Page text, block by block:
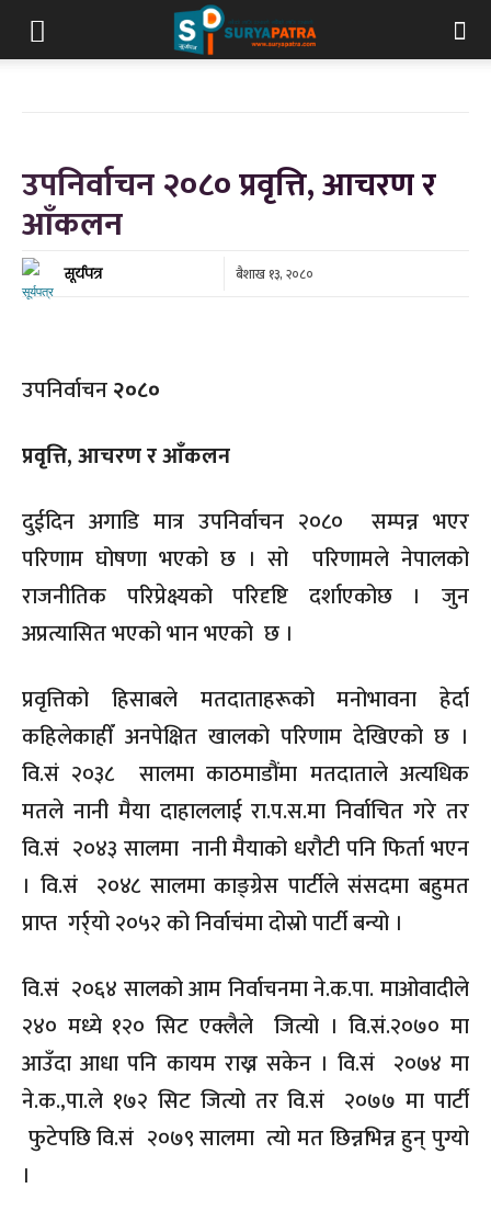
उपनिर्वाचन २०८० प्रवृत्ति, आचरण र
आँकलन
सूर्यपत्र बैशाख १३, २०८०
उपनिर्वाचन२०८०
प्रवृत्ति, आचरण र आँकलन
दुईदिन अगाडि मात्र उपनिर्वाचन २०८० सम्पन्न भएर
परिणाम घोषणा भएको छ । सो परिणामले नेपालको
राजनीतिक परिप्रेक्ष्यको परिदृष्टि दर्शाएकोछ । जुन
अप्रत्यासित भएको भान भएको छ ।
प्रवृत्तिको हिसाबले मतदाताहरूको मनोभावना हेर्दा
कहिलेकाहीँ अनपेक्षित खालको परिणाम देखिएको छ ।
वि.सं २०३८ सालमा काठमाडौंमा मतदाताले अत्यधिक
मतले नानी मैया दाहाललाई रा.प.स.मा निर्वाचित गरे तर
वि.सं २०४३ सालमा नानी मैयाको धरौटी पनि फिर्ता भएन
। वि.सं २०४८ सालमा काङ्ग्रेस पार्टीले संसदमा बहुमत
प्राप्त गर्र्यो २०५२ को निर्वाचंमा दोस्रो पार्टी बन्यो ।
वि.सं २०६४ सालको आम निर्वाचनमा ने.क.पा. माओवादीले
२४० मध्ये १२० सिट एक्लैले जित्यो । वि.सं.२०७० मा
आउँदा आधा पनि कायम राख्न सकेन । वि.सं २०७४ मा
ने.क.,पा.ले १७२ सिट जित्यो तर वि.सं २०७७ मा पार्टी
फुटेपछि वि.सं २०७९ सालमा त्यो मत छिन्नभिन्न हुन् पुग्यो
।